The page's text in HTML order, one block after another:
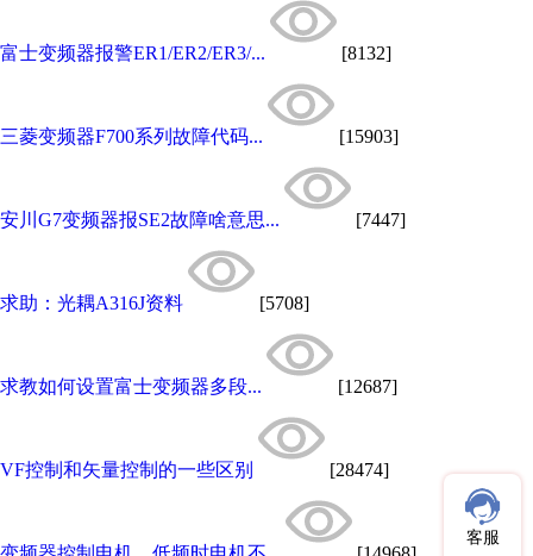
富士变频器报警ER1/ER2/ER3/... [8132]
三菱变频器F700系列故障代码... [15903]
安川G7变频器报SE2故障啥意思... [7447]
求助：光耦A316J资料 [5708]
求教如何设置富士变频器多段... [12687]
VF控制和矢量控制的一些区别 [28474]
客服